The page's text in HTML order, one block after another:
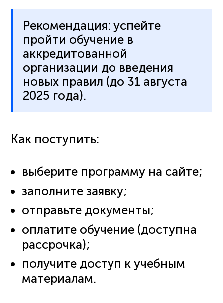
Рекомендация: успейте
пройти обучение в
аккредитованной
организации до введения
новых правил (до 31 августа
2025 года).
Как поступить:
выберите программу на сайте;
заполните заявку;
отправьте документы;
оплатите обучение (доступна
рассрочка);
получите доступ к учебным
материалам.